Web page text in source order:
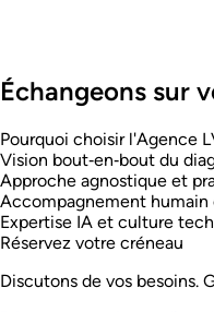
Échangeons sur
Pourquoi choisir l'Agence
Vision bout‑en‑bout du
Approche agnostique et
Accompagnement
Expertise IA et culture tech
Réservez votre créneau
Discutons de vos besoins.